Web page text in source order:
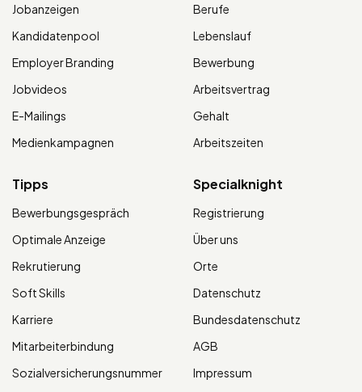
Jobanzeigen
Kandidatenpool
Employer Branding
Jobvideos
E-Mailings
Medienkampagnen
Berufe
Lebenslauf
Bewerbung
Arbeitsvertrag
Gehalt
Arbeitszeiten
Tipps
Bewerbungsgespräch
Optimale Anzeige
Rekrutierung
Soft Skills
Karriere
Mitarbeiterbindung
Sozialversicherungsnummer
Specialknight
Registrierung
Über uns
Orte
Datenschutz
Bundesdatenschutz
AGB
Impressum